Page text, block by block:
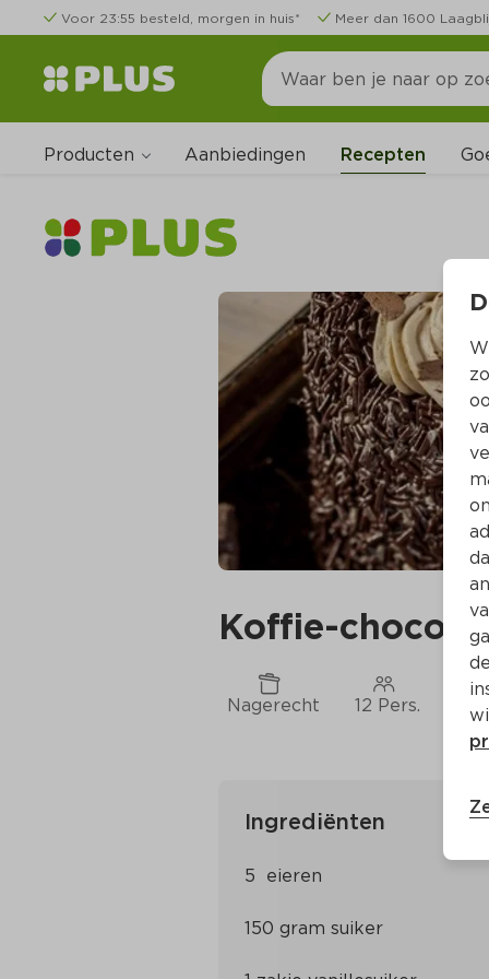
Voor 23:55 besteld, morgen in huis* Meer dan 1600
Producten Aanbiedingen Recepten
Koffie-
Nagerecht 12 Pers.
Ingrediënten